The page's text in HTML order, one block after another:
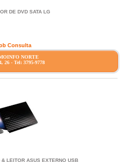
DE DVD SATA LG
Consulta
NORTE
26 - Tel: 3795-9778
& LEITOR ASUS EXTERNO USB